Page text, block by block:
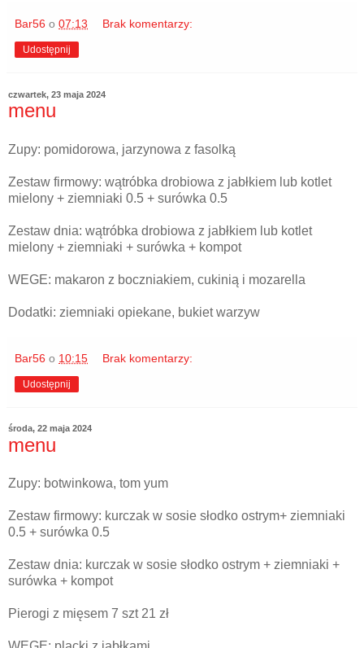
Bar56 o 07:13 Brak komentarzy:
Udostępnij
czwartek, 23 maja 2024
menu
Zupy: pomidorowa, jarzynowa z fasolką
Zestaw firmowy: wątróbka drobiowa z jabłkiem lub kotlet
mielony + ziemniaki 0.5 + surówka 0.5
Zestaw dnia: wątróbka drobiowa z jabłkiem lub kotlet
mielony + ziemniaki + surówka + kompot
WEGE: makaron z boczniakiem, cukinią i mozarella
Dodatki: ziemniaki opiekane, bukiet warzyw
Bar56 o 10:15 Brak komentarzy:
Udostępnij
środa, 22 maja 2024
menu
Zupy: botwinkowa, tom yum
Zestaw firmowy: kurczak w sosie słodko ostrym+ ziemniaki
0.5 + surówka 0.5
Zestaw dnia: kurczak w sosie słodko ostrym + ziemniaki +
surówka + kompot
Pierogi z mięsem 7 szt 21 zł